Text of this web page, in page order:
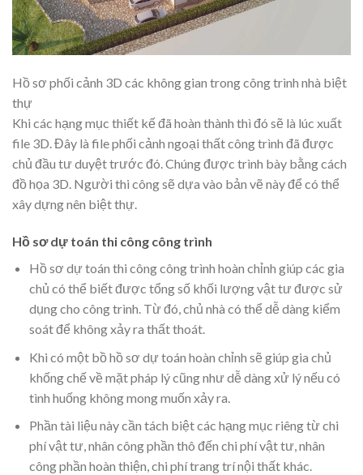
Hồ sơ phối cảnh 3D các không gian trong công trình nhà biệt
thự
Khi các hạng mục thiết kế đã hoàn thành thì đó sẽ là lúc xuất
file 3D. Đây là file phối cảnh ngoại thất công trình đã được
chủ đầu tư duyệt trước đó. Chúng được trình bày bằng cách
đồ họa 3D. Người thi công sẽ dựa vào bản vẽ này để có thể
xây dựng nên biệt thự.
Hồ sơ dự toán thi công công trình
Hồ sơ dự toán thi công công trình hoàn chỉnh giúp các gia
chủ có thể biết được tổng số khối lượng vật tư được sử
dụng cho công trình. Từ đó, chủ nhà có thể dễ dàng kiểm
soát để không xảy ra thất thoát.
Khi có một bồ hồ sơ dự toán hoàn chỉnh sẽ giúp gia chủ
khống chế về mặt pháp lý cũng như dễ dàng xử lý nếu có
tình huống không mong muốn xảy ra.
Phần tài liệu này cần tách biệt các hạng mục riêng từ chi
phí vật tư, nhân công phần thô đến chi phí vật tư, nhân
công phần hoàn thiện, chi phí trang trí nội thất khác.